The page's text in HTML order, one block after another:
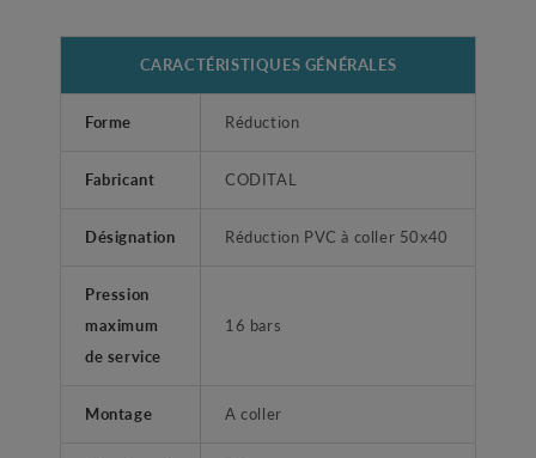
CARACTÉRISTIQUES GÉNÉRALES
Forme Réduction
Fabricant CODITAL
Désignation Réduction PVC à coller 50x40
Pression
maximum
de service
16 bars
Montage A coller